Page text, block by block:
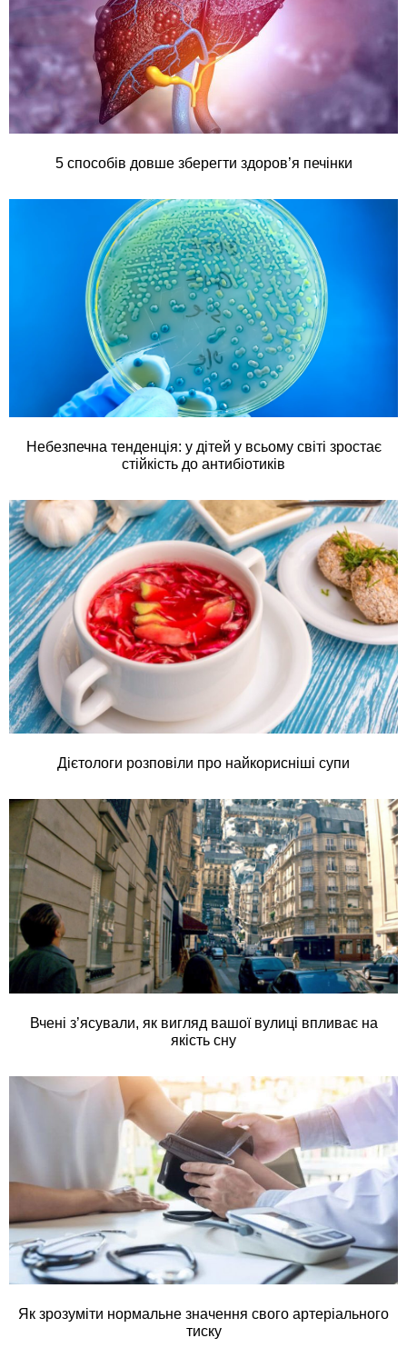
5 способів довше зберегти здоров’я печінки
Небезпечна тенденція: у дітей у всьому світі зростає
стійкість до антибіотиків
Дієтологи розповіли про найкорисніші супи
Вчені з’ясували, як вигляд вашої вулиці впливає на
якість сну
Як зрозуміти нормальне значення свого артеріального
тиску